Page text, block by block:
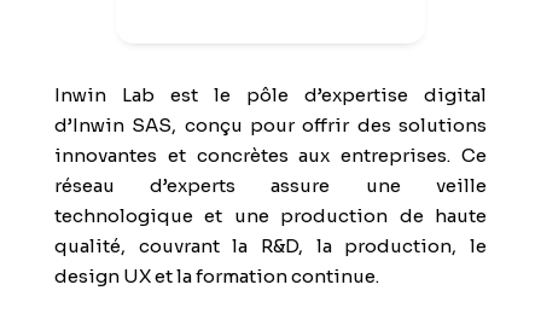
Inwin Lab est le pôle d’expertise digital
d’Inwin SAS, conçu pour offrir des solutions
innovantes et concrètes aux entreprises. Ce
réseau d’experts assure une veille
technologique et une production de haute
qualité, couvrant la R&D, la production, le
design UX et la formation continue.